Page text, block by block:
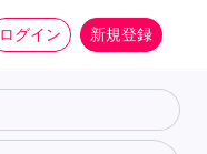
ログイン 新規登録